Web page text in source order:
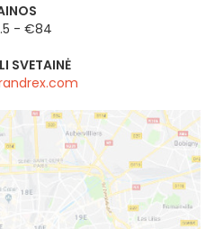
- €84
SVETAINĖ